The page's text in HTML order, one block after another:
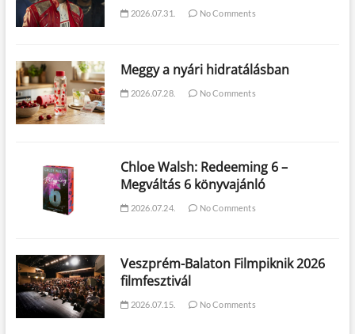
2026.07.31. No Comments
Meggy a nyári hidratálásban
2026.07.28. No Comments
Chloe Walsh: Redeeming 6 –
Megváltás 6 könyvajánló
2026.07.24. No Comments
Veszprém-Balaton Filmpiknik 2026
filmfesztivál
2026.07.15. No Comments